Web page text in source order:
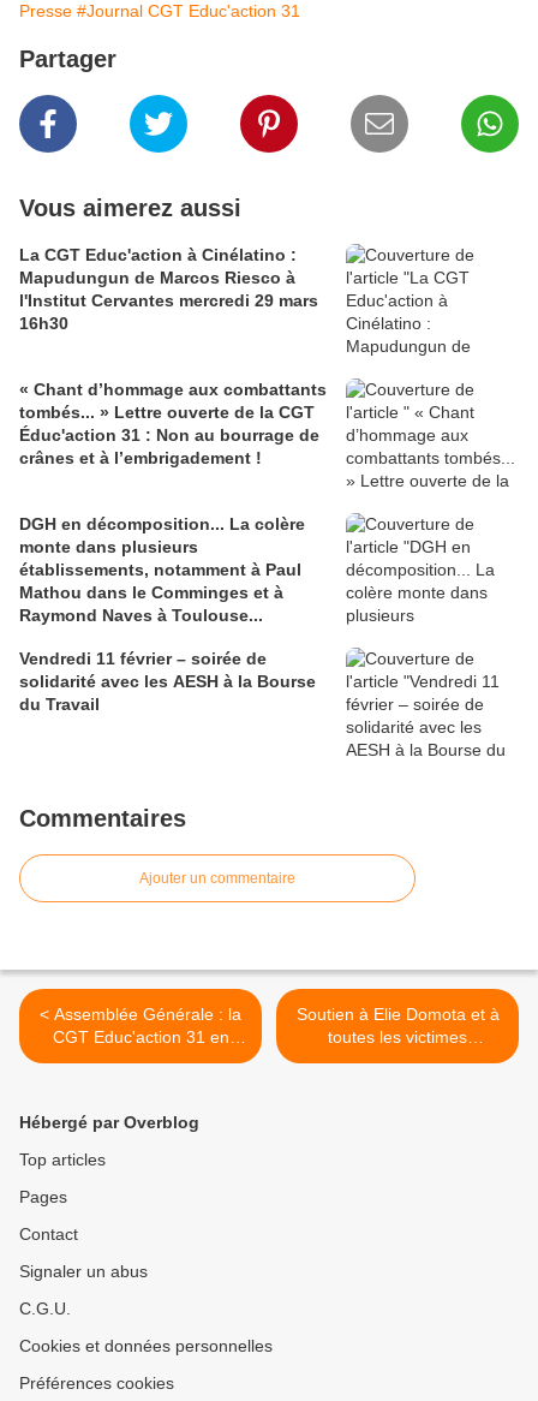
Presse #Journal CGT Educ'action 31
Partager
Vous aimerez aussi
La CGT Educ'action à Cinélatino :
Mapudungun de Marcos Riesco à
l'Institut Cervantes mercredi 29 mars
16h30
« Chant d’hommage aux combattants
tombés... » Lettre ouverte de la CGT
Éduc'action 31 : Non au bourrage de
crânes et à l’embrigadement !
DGH en décomposition... La colère
monte dans plusieurs
établissements, notamment à Paul
Mathou dans le Comminges et à
Raymond Naves à Toulouse...
Vendredi 11 février – soirée de
solidarité avec les AESH à la Bourse
du Travail
Commentaires
Ajouter un commentaire
< Assemblée Générale : la
CGT Educ'action 31 en
position de lutte.
Soutien à Elie Domota et à
toutes les victimes
guadeloupéennes de la
Hébergé par Overblog
Top articles
Pages
Contact
Signaler un abus
C.G.U.
Cookies et données personnelles
Préférences cookies